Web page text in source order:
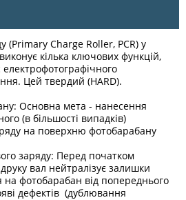
(Primary Charge Roller, PCR) у
кілька ключових функцій,
Цей твердий (HARD).
Основна мета - нанесення
(в більшості випадків)
на поверхню фотобарабану
заряду: Перед початком
вал нейтралізує залишки
на фотобарабан від попереднього
дефектів (дублювання